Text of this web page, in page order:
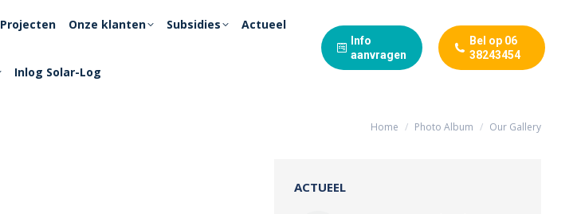
Projecten Onze klanten Subsidies Actueel
Inlog Solar-Log
Info
aanvragen
Bel op 06
38243454
Je bent hier:
Home Photo Album Our Gallery
ACTUEEL